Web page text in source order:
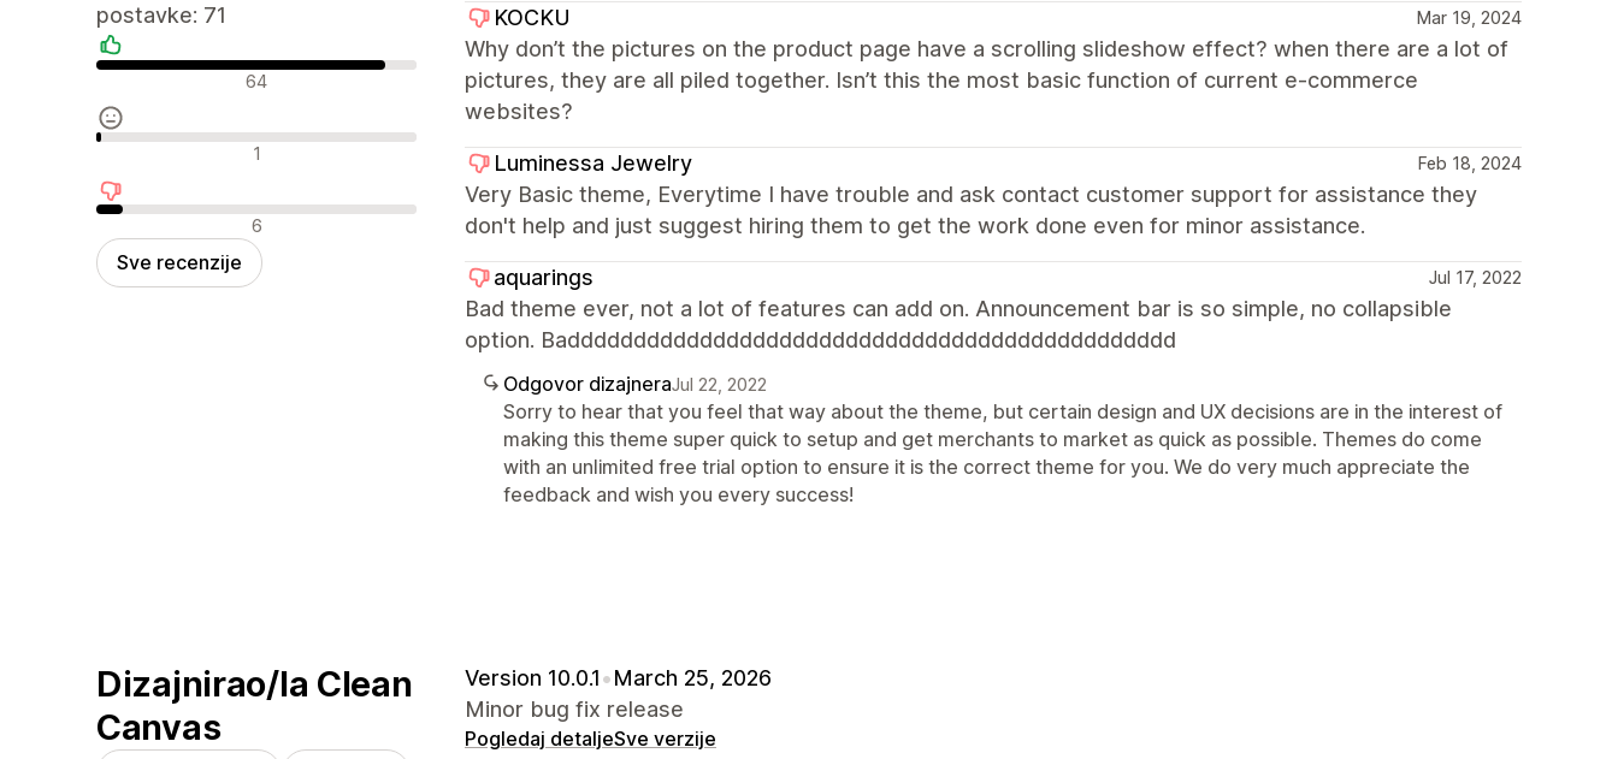
postavke: 71
Pozitivne recenzije
64
Neutralne recenzije
1
Negativne recenzije
6
Sve recenzije
KOCKU Mar 19, 2024
Why don’t the pictures on the product page have a scrolling slideshow effect? when there are a lot of
pictures, they are all piled together. Isn’t this the most basic function of current e-commerce
websites?
Luminessa Jewelry Feb 18, 2024
Very Basic theme, Everytime I have trouble and ask contact customer support for assistance they
don't help and just suggest hiring them to get the work done even for minor assistance.
aquarings Jul 17, 2022
Bad theme ever, not a lot of features can add on. Announcement bar is so simple, no collapsible
option. Badddddddddddddddddddddddddddddddddddddddddddddd
Odgovor dizajneraJul 22, 2022
Sorry to hear that you feel that way about the theme, but certain design and UX decisions are in the interest of
making this theme super quick to setup and get merchants to market as quick as possible. Themes do come
with an unlimited free trial option to ensure it is the correct theme for you. We do very much appreciate the
feedback and wish you every success!
Dizajnirao/la Clean
Canvas
Version 10.0.1•March 25, 2026
Minor bug fix release
Pogledaj detaljeSve verzije